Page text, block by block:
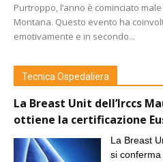
Purtroppo, l’anno è cominciato
Montana. Questo evento ha
emotivamente e in secondo...
Tecnica Ospedaliera
La Breast Unit dell’Irccs
ottiene la certificazione
La Breast
si